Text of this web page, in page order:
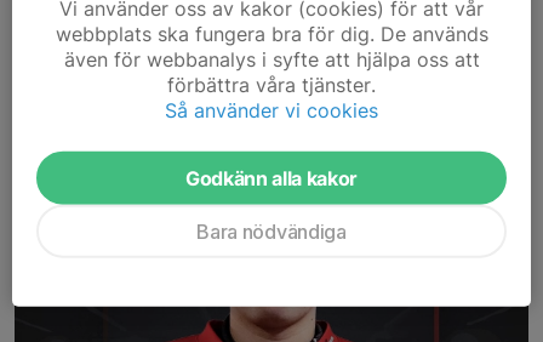
Vi använder oss av kakor (cookies) för att vår
webbplats ska fungera bra för dig. De används
även för webbanalys i syfte att hjälpa oss att
förbättra våra tjänster.
Så använder vi cookies
Godkänn alla kakor
Bara nödvändiga